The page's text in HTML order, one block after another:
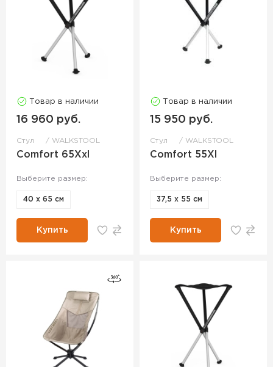
Товар в наличии
16 960 руб.
Стул WALKSTOOL
Comfort 65Xxl
Выберите размер:
40 х 65 см
Купить
Товар в наличии
15 950 руб.
Стул WALKSTOOL
Comfort 55Xl
Выберите размер:
37,5 х 55 см
Купить